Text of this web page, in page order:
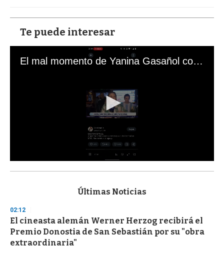
Te puede interesar
El mal momento de Yanina Gasañol con un hincha argentino en "Subrayado"
s
d
s
o
f
3
Últimas Noticias
02:12
El cineasta alemán Werner Herzog recibirá el
Premio Donostia de San Sebastián por su "obra
extraordinaria"